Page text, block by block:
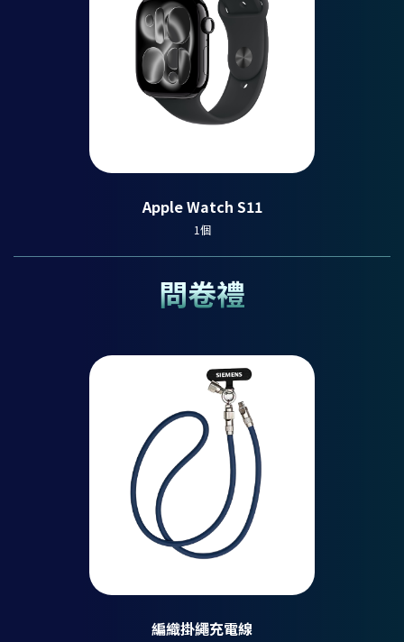
Apple Watch S11
1個
問卷禮
編織掛繩充電線